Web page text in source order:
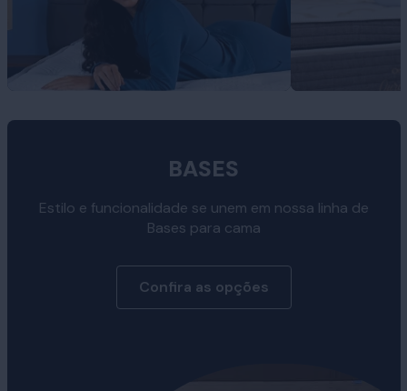
BASES
Estilo e funcionalidade se unem em nossa linha de
Bases para cama
Confira as opções